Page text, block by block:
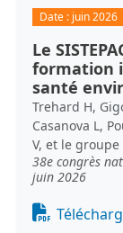
Date : juin 2026
Le
formation
santé
Trehard H,
Casanova L,
V, et le groupe
38e congrès
juin 2026
Document